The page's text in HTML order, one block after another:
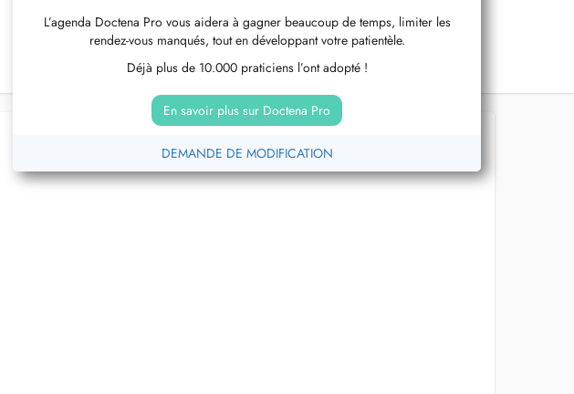
L’agenda Doctena Pro vous aidera à gagner beaucoup de temps, limiter les
rendez-vous manqués, tout en développant votre patientèle.
Déjà plus de 10.000 praticiens l’ont adopté !
En savoir plus sur Doctena Pro
DEMANDE DE MODIFICATION